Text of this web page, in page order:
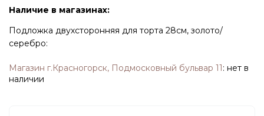
Наличие в магазинах:
Подложка двухсторонняя для торта 28см, золото/
серебро:
Магазин г.Красногорск, Подмосковный бульвар 11: нет в
наличии